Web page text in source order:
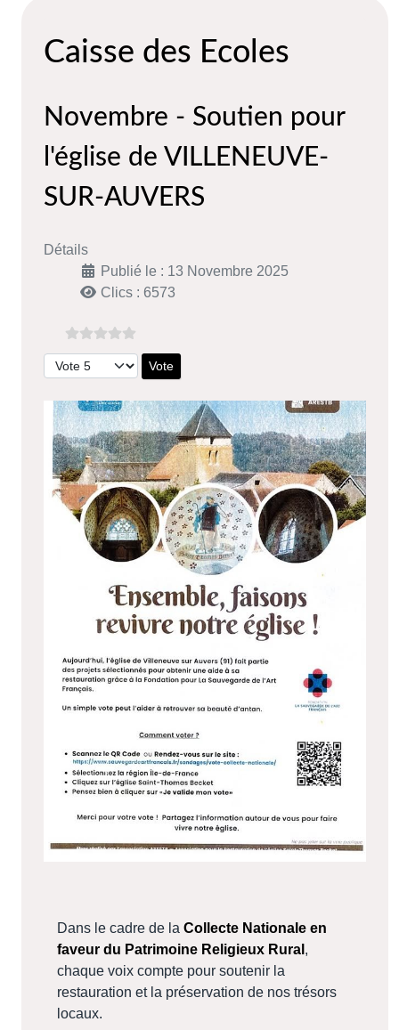
Caisse des Ecoles
Novembre - Soutien pour
l'église de VILLENEUVE-
SUR-AUVERS
Détails
Publié le : 13 Novembre 2025
Clics : 6573
Veuillez voter
Dans le cadre de la Collecte Nationale en
faveur du Patrimoine Religieux Rural ,
chaque voix compte pour soutenir la
restauration et la préservation de nos trésors
locaux.